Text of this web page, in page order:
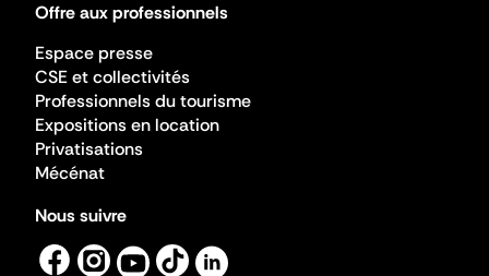
Offre aux professionnels
Espace presse
CSE et collectivités
Professionnels du tourisme
Expositions en location
Privatisations
Mécénat
Nous suivre